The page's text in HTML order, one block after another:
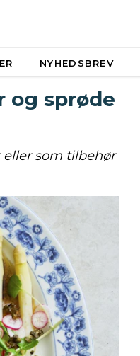
NYHEDSBREV
og sprøde
som tilbehør